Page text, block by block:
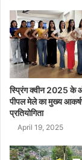
स्प्रिंग क्वीन 2025 के
पीपल मेले का मुख्य
प्रतियोगिता
April 19, 2025